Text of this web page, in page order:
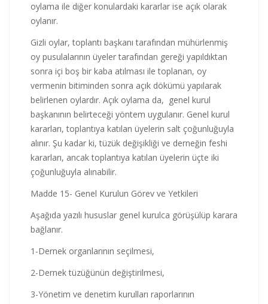
oylama ile diğer konulardaki kararlar ise açık olarak
oylanır.
Gizli oylar, toplantı başkanı tarafından mühürlenmiş
oy pusulalarının üyeler tarafından gereği yapıldıktan
sonra içi boş bir kaba atılması ile toplanan, oy
vermenin bitiminden sonra açık dökümü yapılarak
belirlenen oylardır. Açık oylama da, genel kurul
başkanının belirteceği yöntem uygulanır. Genel kurul
kararları, toplantıya katılan üyelerin salt çoğunluğuyla
alınır. Şu kadar ki, tüzük değişikliği ve derneğin feshi
kararları, ancak toplantıya katılan üyelerin üçte iki
çoğunluğuyla alınabilir.
Madde 15- Genel Kurulun Görev ve Yetkileri
Aşağıda yazılı hususlar genel kurulca görüşülüp karara
bağlanır.
1-Dernek organlarının seçilmesi,
2-Dernek tüzüğünün değiştirilmesi,
3-Yönetim ve denetim kurulları raporlarının